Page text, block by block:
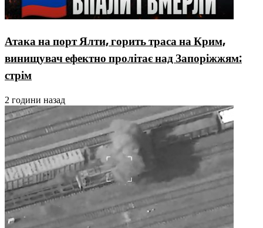
Атака на порт Ялти, горить траса на Крим,
винищувач ефектно пролітає над Запоріжжям:
стрім
2 години назад